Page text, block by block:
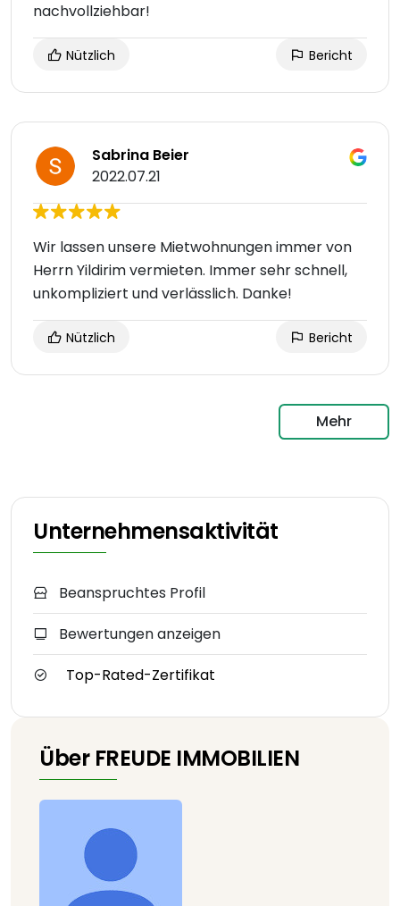
nachvollziehbar!
Nützlich Bericht
Sabrina Beier
2022.07.21
Wir lassen unsere Mietwohnungen immer von
Herrn Yildirim vermieten. Immer sehr schnell,
unkompliziert und verlässlich. Danke!
Nützlich Bericht
Mehr
Unternehmensaktivität
Beanspruchtes Profil
Bewertungen anzeigen
Top-Rated-Zertifikat
Über FREUDE IMMOBILIEN